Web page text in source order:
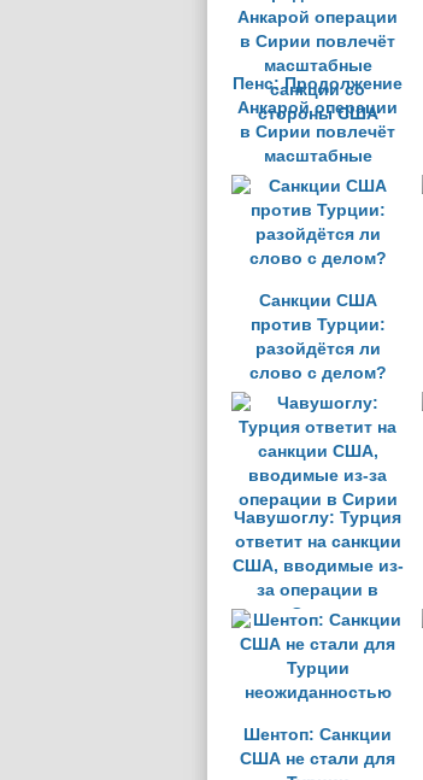
Турцию к России
Пенс: Продолжение
Анкарой операции
в Сирии повлечёт
масштабные
санкции со
стороны США
Санкции США
против Турции:
разойдётся ли
слово с делом?
Чавушоглу: Турция
ответит на санкции
США, вводимые из-
за операции в
Сирии
Шентоп: Санкции
США не стали для